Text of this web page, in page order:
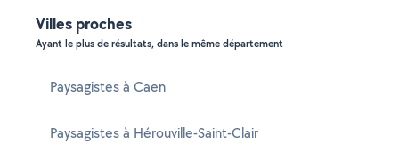
Villes proches
Ayant le plus de résultats, dans le même département
Paysagistes à Caen
Paysagistes à Hérouville-Saint-Clair